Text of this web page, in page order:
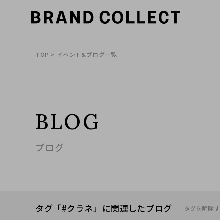
TOP > イベント&ブログ一覧
BLOG
ブログ
タグ「#クラネ」に関連したブログ タグを解除